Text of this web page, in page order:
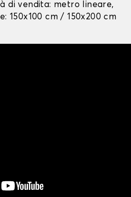
di vendita: metro lineare,
150x100 cm / 150x200 cm